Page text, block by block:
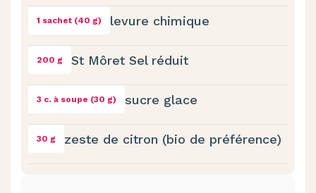
1 sachet (40 g) levure chimique
200 g St Môret Sel réduit
3 c. à soupe (30 g) sucre glace
30 g zeste de citron (bio de préférence)